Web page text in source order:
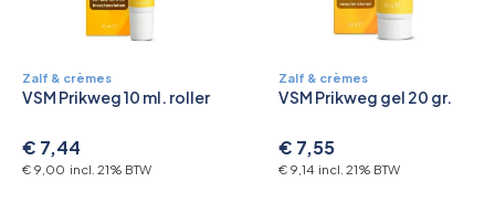
Zalf & crèmes
VSM Prikweg 10 ml. roller
€ 7,44
€ 9,00 incl. 21% BTW
Zalf & crèmes
VSM Prikweg gel 20 gr.
€ 7,55
€ 9,14 incl. 21% BTW